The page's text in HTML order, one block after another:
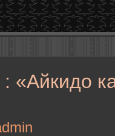
«Айкидо